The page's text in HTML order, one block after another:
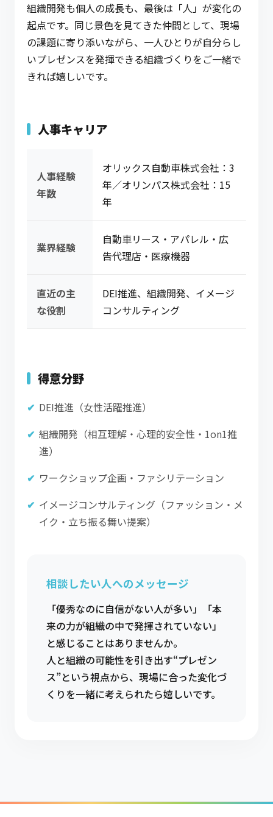
組織開発も個人の成長も、最後は「人」が変化の
起点です。同じ景色を見てきた仲間として、現場
の課題に寄り添いながら、一人ひとりが自分らし
いプレゼンスを発揮できる組織づくりをご一緒で
きれば嬉しいです。
人事キャリア
人事経験
年数
オリックス自動車株式会社：3
年／オリンパス株式会社：15
年
業界経験
自動車リース・アパレル・広
告代理店・医療機器
直近の主
な役割
DEI推進、組織開発、イメージ
コンサルティング
得意分野
DEI推進（女性活躍推進）
組織開発（相互理解・心理的安全性・1on1推
進）
ワークショップ企画・ファシリテーション
イメージコンサルティング（ファッション・メ
イク・立ち振る舞い提案）
相談したい人へのメッセージ
「優秀なのに自信がない人が多い」「本
来の力が組織の中で発揮されていない」
と感じることはありませんか。
人と組織の可能性を引き出す“プレゼン
ス”という視点から、現場に合った変化づ
くりを一緒に考えられたら嬉しいです。